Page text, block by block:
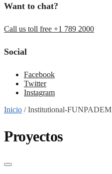
Want to chat?
Call us toll free +1 789 2000
Social
Facebook
Twitter
Instagram
Inicio /Institutional-FUNPADEM
Proyectos